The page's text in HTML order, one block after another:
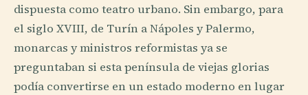
dispuesta como teatro urbano. Sin embargo, para
el siglo XVIII, de Turín a Nápoles y Palermo,
monarcas y ministros reformistas ya se
preguntaban si esta península de viejas glorias
podía convertirse en un estado moderno en lugar